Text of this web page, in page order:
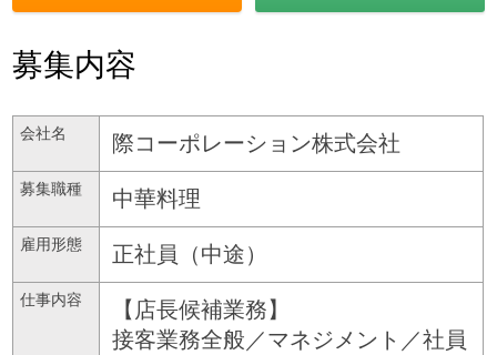
募集内容
会社名 際コーポレーション株式会社
募集職種 中華料理
雇用形態 正社員（中途）
仕事内容
【店長候補業務】
接客業務全般／マネジメント／社員